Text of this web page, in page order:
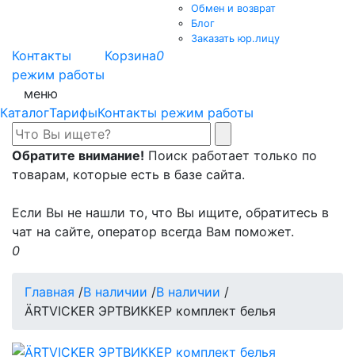
Обмен и возврат
Блог
Заказать юр.лицу
Контакты
режим работы
Корзина0
меню
КаталогТарифыКонтакты режим работы
Обратите внимание! Поиск работает только по
товарам, которые есть в базе сайта.
Если Вы не нашли то, что Вы ищите, обратитесь в
чат на сайте, оператор всегда Вам поможет.
0
Главная /В наличии /В наличии /
ÄRTVICKER ЭРТВИККЕР комплект белья